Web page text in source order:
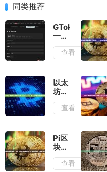
同类推荐
GTokenTool
一键
发币
平台
蝶内
盘创
建并
捆绑
买
能
查看
以太
坊区
块链
浏览
南：
Etherscan
等工
具全
查看
Pi区
块链
浏览
器查
查看